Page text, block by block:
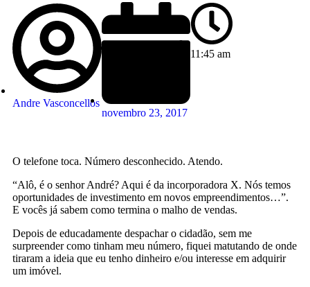
Andre Vasconcellos
novembro 23, 2017
11:45 am
O telefone toca. Número desconhecido. Atendo.
“Alô, é o senhor André? Aqui é da incorporadora X. Nós temos
oportunidades de investimento em novos empreendimentos…”.
E vocês já sabem como termina o malho de vendas.
Depois de educadamente despachar o cidadão, sem me
surpreender como tinham meu número, fiquei matutando de onde
tiraram a ideia que eu tenho dinheiro e/ou interesse em adquirir
um imóvel.